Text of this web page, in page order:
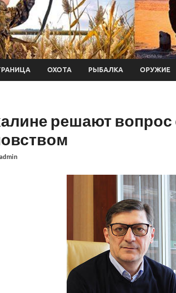
ОХОТА РЫБАЛКА ОРУЖИЕ
решают
admin